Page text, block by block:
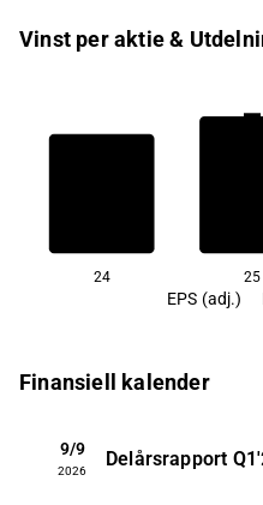
Vinst per aktie &
24 25
EPS (adj.)
Finansiell kalender
9/9
2026
Delårsrapport